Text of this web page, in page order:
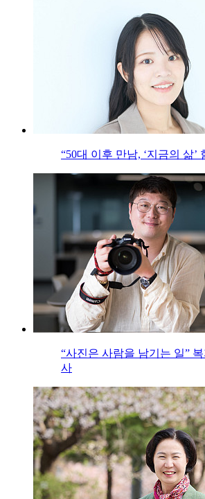
“50대 이후 만남, ‘지금의 삶’
“사진은 사람을 남기는 일”
사